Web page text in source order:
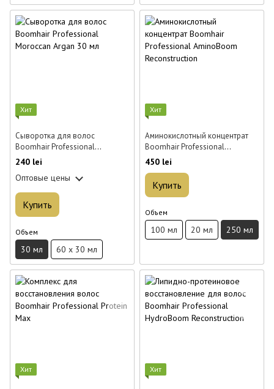
Хит
Сыворотка для волос
Boomhair Professional
Moroccan Argan 30 мл
240 lei
Оптовые цены
Купить
Объем
30 мл 60 x 30 мл
Хит
Аминокислотный концентрат
Boomhair Professional
AminoBoom Reconstruction 250
450 lei
Купить
Объем
100 мл 20 мл 250 мл
Хит Хит